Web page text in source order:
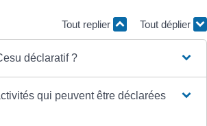
Tout replier Tout déplier
déclaratif ?
qui peuvent être déclarées